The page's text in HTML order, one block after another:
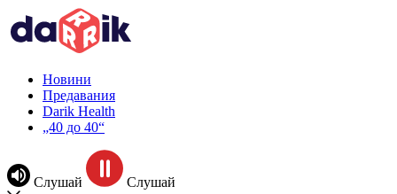
Новини
Предавания
Darik Health
„40 до 40“
Слушай Слушай